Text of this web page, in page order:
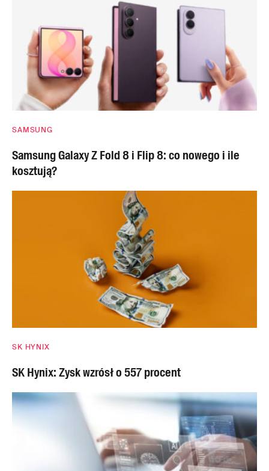
SAMSUNG
Samsung Galaxy Z Fold 8 i Flip 8: co nowego i ile
kosztują?
SK HYNIX
SK Hynix: Zysk wzrósł o 557 procent